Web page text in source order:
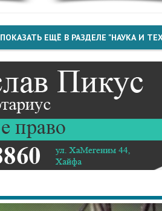
ПОКАЗАТЬ ЕЩЁ В РАЗДЕЛЕ "НАУКА И